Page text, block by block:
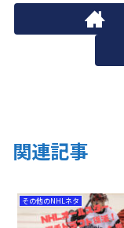
関連記事
その他のNHLネタ